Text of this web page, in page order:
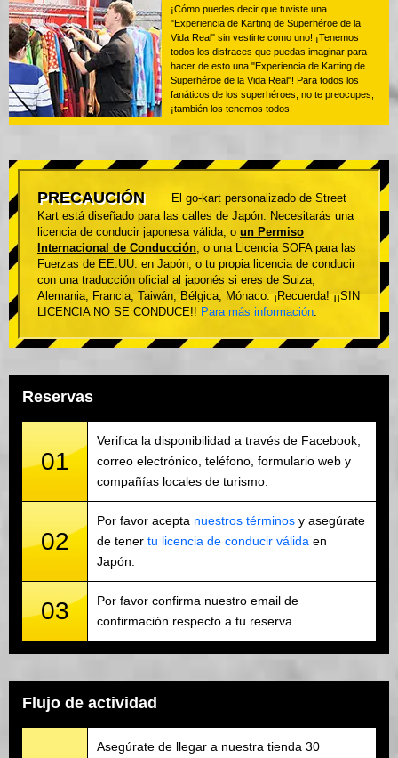
¡Cómo puedes decir que tuviste una
"Experiencia de Karting de Superhéroe de la
Vida Real" sin vestirte como uno! ¡Tenemos
todos los disfraces que puedas imaginar para
hacer de esto una "Experiencia de Karting de
Superhéroe de la Vida Real"! Para todos los
fanáticos de los superhéroes, no te preocupes,
¡también los tenemos todos!
PRECAUCIÓN
El go-kart personalizado de Street
Kart está diseñado para las calles de Japón. Necesitarás una
licencia de conducir japonesa válida, o un Permiso
Internacional de Conducción , o una Licencia SOFA para las
Fuerzas de EE.UU. en Japón, o tu propia licencia de conducir
con una traducción oficial al japonés si eres de Suiza,
Alemania, Francia, Taiwán, Bélgica, Mónaco. ¡Recuerda! ¡¡SIN
LICENCIA NO SE CONDUCE!! Para más información
Reservas
01
Verifica la disponibilidad a través de Facebook,
correo electrónico, teléfono, formulario web y
compañías locales de turismo.
02
Por favor acepta nuestros términos y asegúrate
de tener tu licencia de conducir válida en
Japón.
03
Por favor confirma nuestro email de
confirmación respecto a tu reserva.
Flujo de actividad
Asegúrate de llegar a nuestra tienda 30